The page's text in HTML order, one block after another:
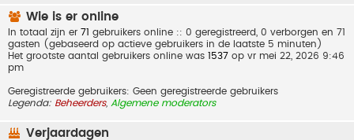
Wie is er online
In totaal zijn er 71 gebruikers online :: 0 geregistreerd, 0 verborgen en 71
gasten (gebaseerd op actieve gebruikers in de laatste 5 minuten)
Het grootste aantal gebruikers online was 1537 op vr mei 22, 2026 9:46
pm
Geregistreerde gebruikers: Geen geregistreerde gebruikers
Legenda: Beheerders, Algemene moderators
Verjaardagen